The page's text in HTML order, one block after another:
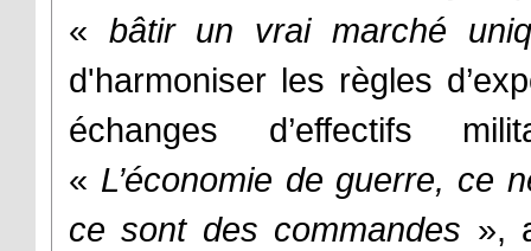
« bâtir un vrai marché
d'harmoniser les règles
échanges d’effectifs
« L’économie de guerre, ce
ce sont des commandes »,